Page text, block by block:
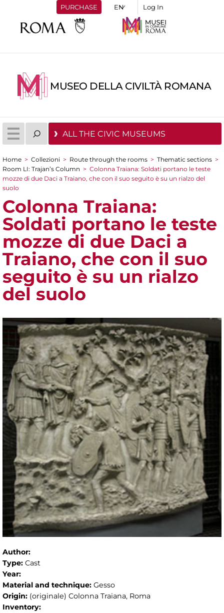
PURCHASE Log In
MUSEO DELLA CIVILTÀ ROMANA
ALL THE CIVIC MUSEUMS
You are here
Home > Collezioni > Route through the rooms > Thematic sections >
Room LI: Trajan’s Column > Colonna Traiana: Soldati portano le teste
mozze di due Daci a Traiano, che con il suo seguito è su un rialzo del
suolo
Colonna Traiana:
Soldati portano le teste
mozze di due Daci a
Traiano, che con il suo
seguito è su un rialzo
del suolo
Author:
Type: Cast
Year:
Material and technique: Gesso
Origin: (originale) Colonna Traiana, Roma
Inventory: